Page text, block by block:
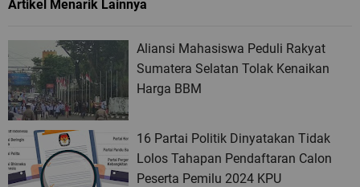
Artikel Menarik Lainnya
Aliansi Mahasiswa Peduli Rakyat
Sumatera Selatan Tolak Kenaikan
Harga BBM
16 Partai Politik Dinyatakan Tidak
Lolos Tahapan Pendaftaran Calon
Peserta Pemilu 2024 KPU